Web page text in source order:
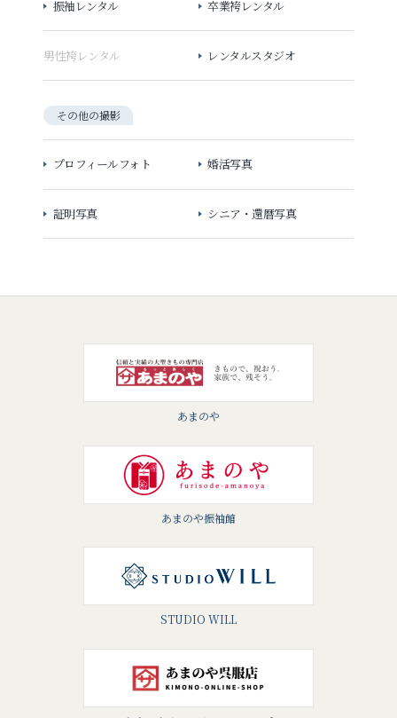
振袖レンタル 卒業袴レンタル
男性袴レンタル レンタルスタジオ
その他の撮影
プロフィールフォト 婚活写真
証明写真 シニア・還暦写真
あまのや
あまのや振袖館
STUDIO WILL